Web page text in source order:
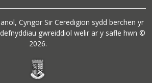
Cyngor Sir Ceredigion sydd berchen yr
gwreiddiol welir ar y safle hwn ©
2026.